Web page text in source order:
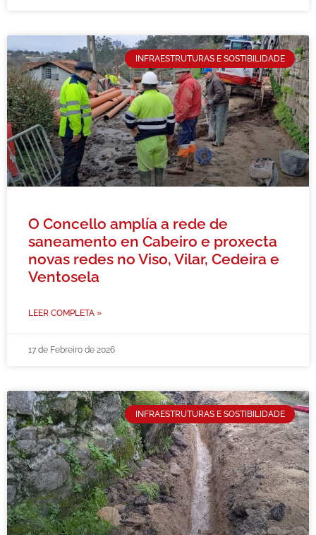
INFRAESTRUTURAS E SOSTIBILIDADE
O Concello amplía a rede de
saneamento en Cabeiro e proxecta
novas redes no Viso, Vilar, Cedeira e
Ventosela
LEER COMPLETA »
17 de Febreiro de 2026
INFRAESTRUTURAS E SOSTIBILIDADE